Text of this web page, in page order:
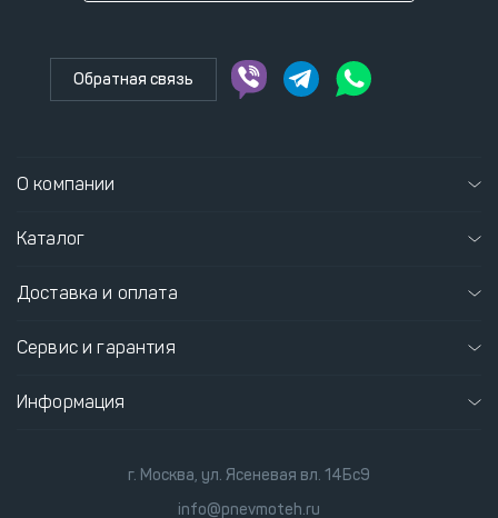
Обратная связь
О компании
Каталог
Доставка и оплата
Сервис и гарантия
Информация
г. Москва, ул. Ясеневая вл. 14Бс9
info@pnevmoteh.ru